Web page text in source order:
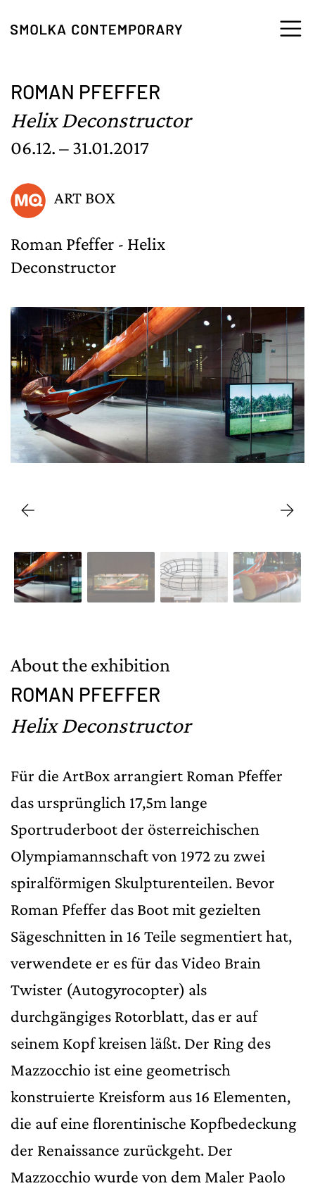
ROMAN PFEFFER
Helix Deconstructor
06.12. – 31.01.2017
ART BOX
Roman Pfeffer - Helix
Deconstructor
About the exhibition
ROMAN PFEFFER
Helix Deconstructor
Für die ArtBox arrangiert Roman Pfeffer
das ursprünglich 17,5m lange
Sportruderboot der österreichischen
Olympiamannschaft von 1972 zu zwei
spiralförmigen Skulpturenteilen. Bevor
Roman Pfeffer das Boot mit gezielten
Sägeschnitten in 16 Teile segmentiert hat,
verwendete er es für das Video Brain
Twister (Autogyrocopter) als
durchgängiges Rotorblatt, das er auf
seinem Kopf kreisen läßt. Der Ring des
Mazzocchio ist eine geometrisch
konstruierte Kreisform aus 16 Elementen,
die auf eine florentinische Kopfbedeckung
der Renaissance zurückgeht. Der
Mazzocchio wurde von dem Maler Paolo